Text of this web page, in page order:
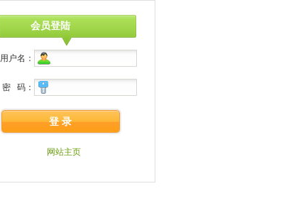
会员登陆
用户名：
密 码：
登 录
网站主页